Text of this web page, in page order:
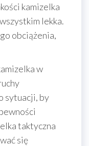
kamizelka
lekka.
obciążenia,
w
sytuacji, by
taktyczna
się